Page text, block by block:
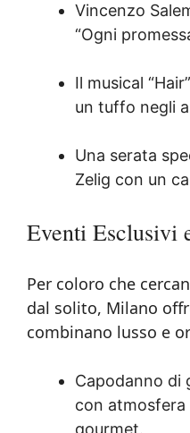
Vincenzo
“Ogni
Il musical
un tuffo negli
Una serata
Zelig con un
Eventi Esclusivi
Per coloro che
dal solito, Milano
combinano lusso e
Capodanno di
con
gourmet.